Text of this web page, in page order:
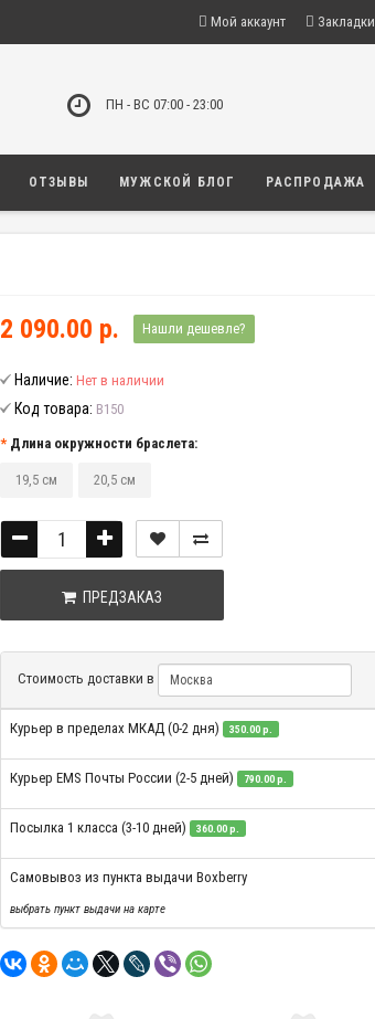
Мой аккаунт Закладки
ПН - ВС 07:00 - 23:00
ОТЗЫВЫ МУЖСКОЙ БЛОГ РАСПРОДАЖА
2 090.00 р. Нашли дешевле?
Наличие: Нет в наличии
Код товара: B150
Длина окружности браслета:
19,5 см 20,5 см
ПРЕДЗАКАЗ
Стоимость доставки в
Курьер в пределах МКАД (0-2 дня) 350.00 р.
Курьер EMS Почты России (2-5 дней) 790.00 р.
Посылка 1 класса (3-10 дней) 360.00 р.
Самовывоз из пункта выдачи Boxberry
выбрать пункт выдачи на карте